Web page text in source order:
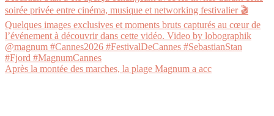
Après la montée des marches, la plage Magnum a acc